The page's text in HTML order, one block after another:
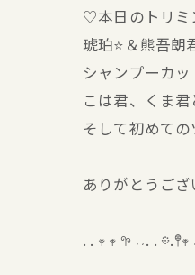
♡本日のトリミ
琥珀⭐＆熊吾
シャンプーカ
こは君、くま
そして初めて
ありがとうご
. . 𖥧 𖥧 𖧧 ˒˒. .